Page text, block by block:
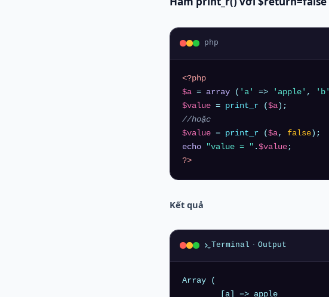
php
<?php
$a = array ( 'a' => 'apple' , 'b'
$value = print_r ($a
//hoặc
$value = print_r ($a, false
echo
"value = " . $value
?>
Kết quả
Terminal · Output
Array (